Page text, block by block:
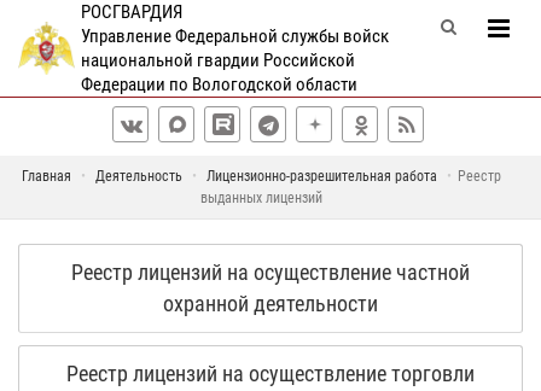
РОСГВАРДИЯ
Управление Федеральной службы войск
национальной гвардии Российской
Федерации по Вологодской области
Главная Деятельность Лицензионно-разрешительная работа
Реестр
выданных лицензий
Реестр лицензий на осуществление частной
охранной деятельности
Реестр лицензий на осуществление торговли